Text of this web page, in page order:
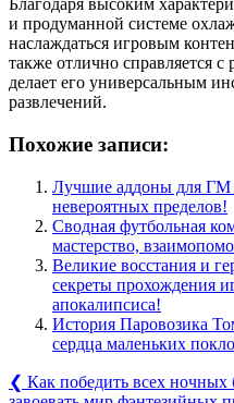
Благодаря высоким
и продуманной системе
наслаждаться игровым
также отлично справляется
делает его универсальным
развлечений.
Похожие записи:
Лучшие аддоны для
невероятных пределов!
Сводная футбольная
мастерство,
Великие восстания и
секреты прохождения
апокалипсиса!
История Паровозика
сердца маленьких
Навигация
❮ Previous
Post:
Как победить всех ночных